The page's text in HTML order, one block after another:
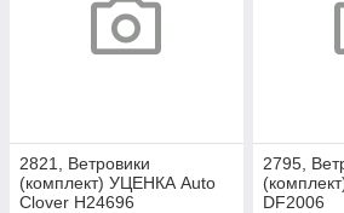
2821, Ветровики
(комплект) УЦЕНКА Auto
Clover H24696
2795,
DF2006